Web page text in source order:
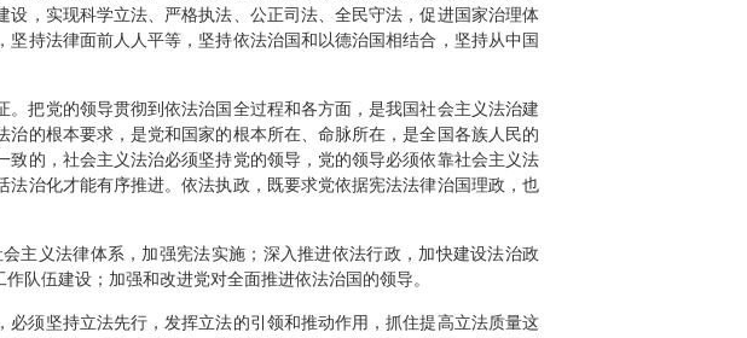
，实现科学立法、严格执法、公正司法、全民守法，促进国家治理体
持法律面前人人平等，坚持依法治国和以德治国相结合，坚持从中国
把党的领导贯彻到依法治国全过程和各方面，是我国社会主义法治建
的根本要求，是党和国家的根本所在、命脉所在，是全国各族人民的
的，社会主义法治必须坚持党的领导，党的领导必须依靠社会主义法
治化才能有序推进。依法执政，既要求党依据宪法法律治国理政，也
主义法律体系，加强宪法实施；深入推进依法行政，加快建设法治政
队伍建设；加强和改进党对全面推进依法治国的领导。
须坚持立法先行，发挥立法的引领和推动作用，抓住提高立法质量这